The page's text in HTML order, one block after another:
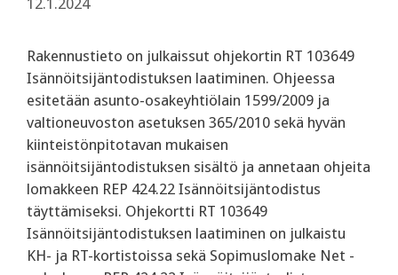
12.1.2024
Rakennustieto on julkaissut ohjekortin RT 103649
Isännöitsijäntodistuksen laatiminen. Ohjeessa
esitetään asunto-osakeyhtiölain 1599/2009 ja
valtioneuvoston asetuksen 365/2010 sekä hyvän
kiinteistönpitotavan mukaisen
isännöitsijäntodistuksen sisältö ja annetaan ohjeita
lomakkeen REP 424.22 Isännöitsijäntodistus
täyttämiseksi. Ohjekortti RT 103649
Isännöitsijäntodistuksen laatiminen on julkaistu
KH- ja RT-kortistoissa sekä Sopimuslomake Net -